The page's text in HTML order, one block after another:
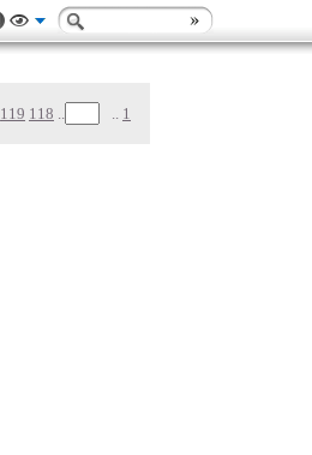
119 118 .. .. 1